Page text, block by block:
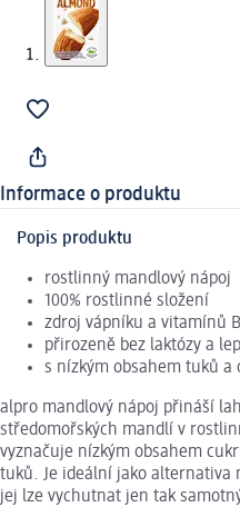
Informace o produktu
Popis produktu
rostlinný mandlový nápoj
100% rostlinné složení
zdroj vápníku a vitamínů
přirozeně bez laktózy a
s nízkým obsahem tuků a
alpro mandlový nápoj přináší
středomořských mandlí v
vyznačuje nízkým obsahem
tuků. Je ideální jako alternativa
jej lze vychutnat jen tak